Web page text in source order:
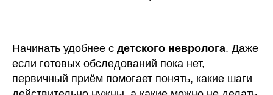
Начинать удобнее с детского невролога. Даже
если готовых обследований пока нет,
первичный приём помогает понять, какие шаги